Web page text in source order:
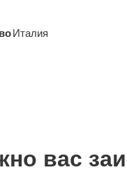
Италия
вас